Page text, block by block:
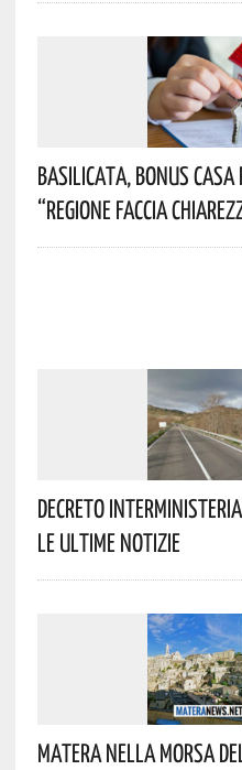
Basilicata, Bonus Casa
“Regione Faccia
Decreto
Le Ultime Notizie
Matera Nella Morsa